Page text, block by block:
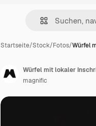
Startseite/Stock/Fotos/Würfel
Würfel mit lokaler
magnific